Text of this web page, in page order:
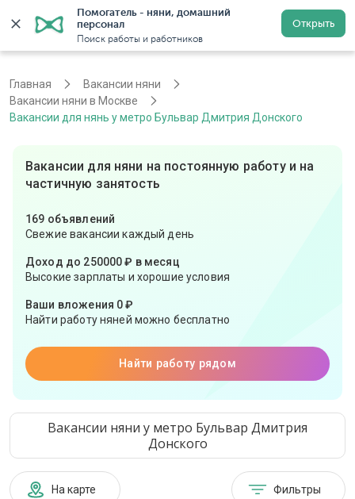
Помогатель - няни, домашний
персонал
Поиск работы и работников
Открыть
Регистрация
Главная
Вакансии няни
Вакансии няни в Москве
Вакансии для нянь у метро Бульвар Дмитрия Донского
Вакансии для няни на постоянную работу и на
частичную занятость
169 объявлений
Свежие вакансии каждый день
Доход до 250000 ₽ в месяц
Высокие зарплаты и хорошие условия
Ваши вложения 0 ₽
Найти работу няней можно бесплатно
Найти работу рядом
Вакансии няни у метро Бульвар Дмитрия
Донского
На карте Фильтры